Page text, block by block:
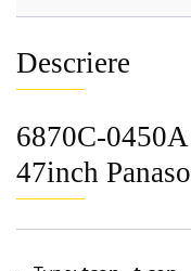
Descriere
6870C-
47inch